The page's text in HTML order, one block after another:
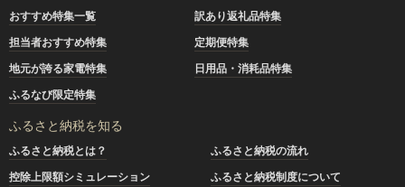
おすすめ特集一覧
訳あり返礼品特集
担当者おすすめ特集
定期便特集
地元が誇る家電特集
日用品・消耗品特集
ふるなび限定特集
ふるさと納税を知る
ふるさと納税とは？
ふるさと納税の流れ
控除上限額シミュレーション
ふるさと納税制度について